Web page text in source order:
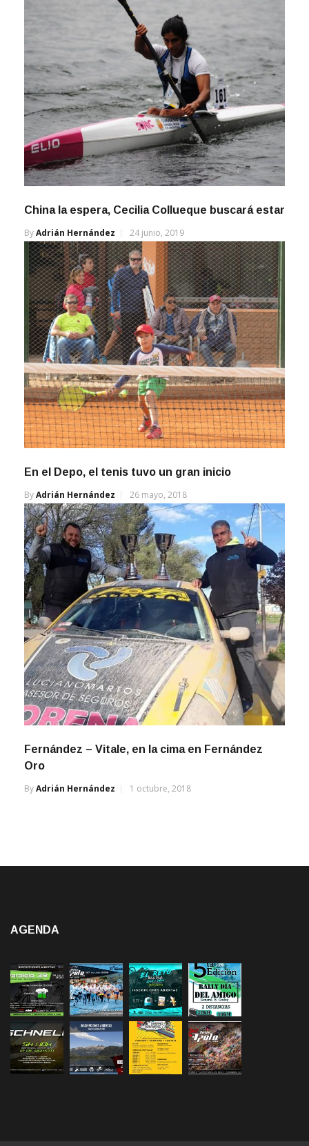
China la espera, Cecilia Collueque buscará estar
ByAdrián Hernández 24 junio, 2019
En el Depo, el tenis tuvo un gran inicio
ByAdrián Hernández 26 mayo, 2018
Fernández – Vitale, en la cima en Fernández
Oro
ByAdrián Hernández 1 octubre, 2018
AGENDA